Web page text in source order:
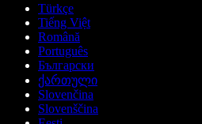
Türkçe
Tiếng Việt
Română
Português
Български
ქართული
Slovenčina
Slovenščina